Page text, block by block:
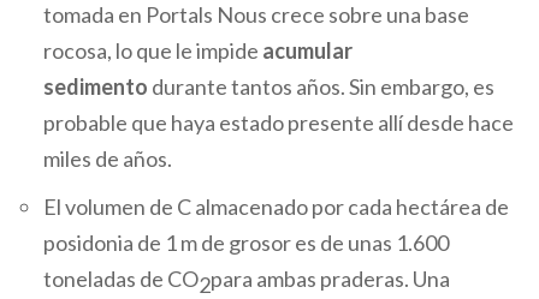
tomada en Portals Nous crece sobre una base
rocosa, lo que le impide acumular
sedimento durante tantos años. Sin embargo, es
probable que haya estado presente allí desde hace
miles de años.
El volumen de C almacenado por cada hectárea de
posidonia de 1 m de grosor es de unas 1.600
toneladas de CO2para ambas praderas. Una